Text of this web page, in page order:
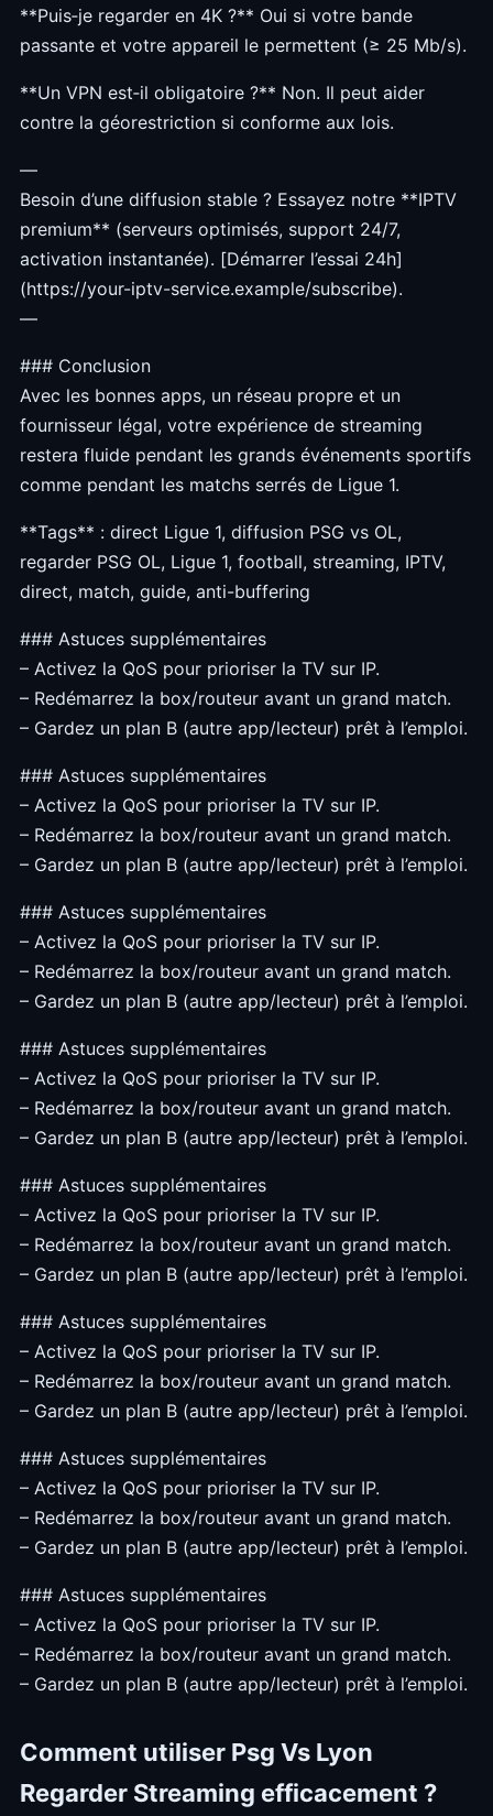
**Puis‑je regarder en 4K ?** Oui si votre bande
passante et votre appareil le permettent (≥ 25 Mb/s).
**Un VPN est‑il obligatoire ?** Non. Il peut aider
contre la géorestriction si conforme aux lois.
—
Besoin d’une diffusion stable ? Essayez notre **IPTV
premium** (serveurs optimisés, support 24/7,
activation instantanée). [Démarrer l’essai 24h]
(https://your-iptv-service.example/subscribe).
—
### Conclusion
Avec les bonnes apps, un réseau propre et un
fournisseur légal, votre expérience de streaming
restera fluide pendant les grands événements sportifs
comme pendant les matchs serrés de Ligue 1.
**Tags** : direct Ligue 1, diffusion PSG vs OL,
regarder PSG OL, Ligue 1, football, streaming, IPTV,
direct, match, guide, anti-buffering
### Astuces supplémentaires
– Activez la QoS pour prioriser la TV sur IP.
– Redémarrez la box/routeur avant un grand match.
– Gardez un plan B (autre app/lecteur) prêt à l’emploi.
### Astuces supplémentaires
– Activez la QoS pour prioriser la TV sur IP.
– Redémarrez la box/routeur avant un grand match.
– Gardez un plan B (autre app/lecteur) prêt à l’emploi.
### Astuces supplémentaires
– Activez la QoS pour prioriser la TV sur IP.
– Redémarrez la box/routeur avant un grand match.
– Gardez un plan B (autre app/lecteur) prêt à l’emploi.
### Astuces supplémentaires
– Activez la QoS pour prioriser la TV sur IP.
– Redémarrez la box/routeur avant un grand match.
– Gardez un plan B (autre app/lecteur) prêt à l’emploi.
### Astuces supplémentaires
– Activez la QoS pour prioriser la TV sur IP.
– Redémarrez la box/routeur avant un grand match.
– Gardez un plan B (autre app/lecteur) prêt à l’emploi.
### Astuces supplémentaires
– Activez la QoS pour prioriser la TV sur IP.
– Redémarrez la box/routeur avant un grand match.
– Gardez un plan B (autre app/lecteur) prêt à l’emploi.
### Astuces supplémentaires
– Activez la QoS pour prioriser la TV sur IP.
– Redémarrez la box/routeur avant un grand match.
– Gardez un plan B (autre app/lecteur) prêt à l’emploi.
### Astuces supplémentaires
– Activez la QoS pour prioriser la TV sur IP.
– Redémarrez la box/routeur avant un grand match.
– Gardez un plan B (autre app/lecteur) prêt à l’emploi.
Comment utiliser Psg Vs Lyon
Regarder Streaming efficacement ?